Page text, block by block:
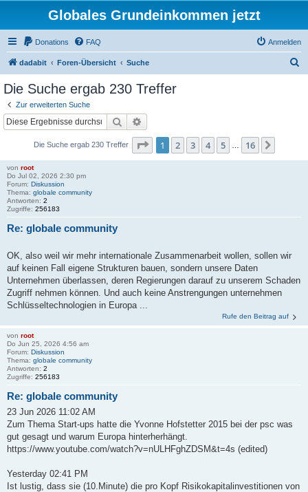
Globales Grundeinkommen jetzt
Donations FAQ Anmelden
dadabit Foren-Übersicht Suche
Die Suche ergab 230 Treffer
Zur erweiterten Suche
Suche
Die Suche ergab 230 Treffer Seite 1von 16
1 2 3 4 5 16
von root
Do Jul 02, 2026 2:30 pm
Forum: Diskussion
Thema: globale community
Antworten: 2
Zugriffe: 256183
Re: globale community
OK, also weil wir mehr internationale Zusammenarbeit wollen, sollen wir
auf keinen Fall eigene Strukturen bauen, sondern unsere Daten
Unternehmen überlassen, deren Regierungen darauf zu unserem Schaden
Zugriff nehmen können. Und auch keine Anstrengungen unternehmen
Schlüsseltechnologien in Europa ...
Rufe den Beitrag auf
von root
Do Jun 25, 2026 4:56 am
Forum: Diskussion
Thema: globale community
Antworten: 2
Zugriffe: 256183
Re: globale community
23 Jun 2026 11:02 AM
Zum Thema Start-ups hatte die Yvonne Hofstetter 2015 bei der psc was
gut gesagt und warum Europa hinterherhängt.
https://www.youtube.com/watch?v=nULHFghZDSM&t=4s (edited)
Yesterday 02:41 PM
Ist lustig, dass sie (10.Minute) die pro Kopf Risikokapitalinvestitionen von